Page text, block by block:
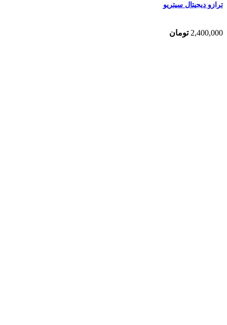
ترازو دیجیتال سیتریو
2,400,000 تومان